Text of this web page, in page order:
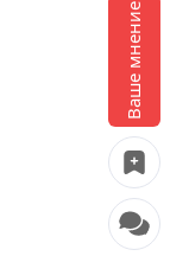
Ваше мнение